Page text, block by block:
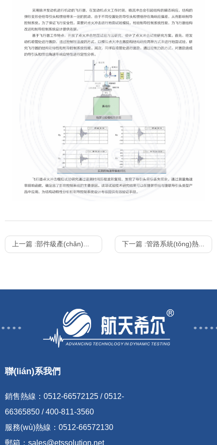
上一篇 :部件級產(chǎn)品三維振動模擬試驗(yàn) 下一篇 :管路系統(tǒng)熱 - 振聯(lián)合環(huán)境試驗(yàn)
聯(lián)系我們
銷售熱線： 0512-66572125 / 0512-
66365850 / 400-811-3560
服務(wù)熱線： 0512-66572130
郵箱： sales@etssolution.net